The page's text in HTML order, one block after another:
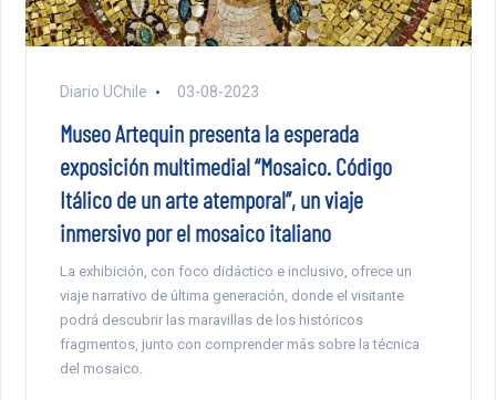
Diario UChile 03-08-2023
Museo Artequin presenta la esperada
exposición multimedial “Mosaico. Código
Itálico de un arte atemporal”, un viaje
inmersivo por el mosaico italiano
La exhibición, con foco didáctico e inclusivo, ofrece un
viaje narrativo de última generación, donde el visitante
podrá descubrir las maravillas de los históricos
fragmentos, junto con comprender más sobre la técnica
del mosaico.